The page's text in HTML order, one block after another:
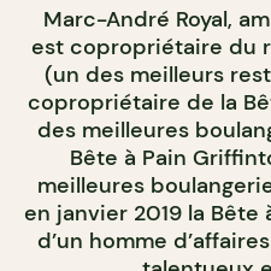
Marc-André Royal,
est copropriétaire du
(un des meilleurs
copropriétaire de la
des meilleures
Bête à Pain
meilleures
en janvier 2019 la Bête
d’un homme